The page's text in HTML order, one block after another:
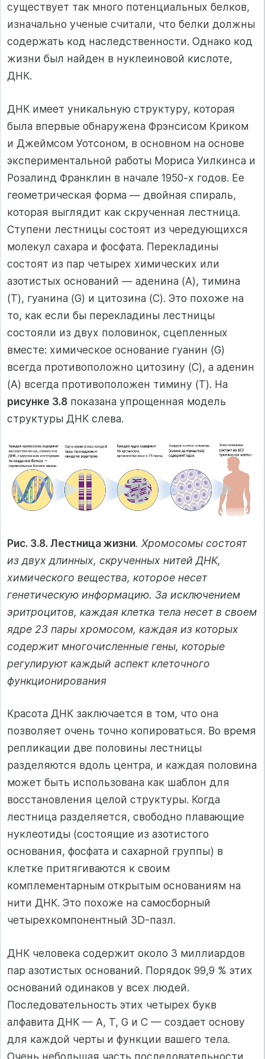
существует так много потенциальных белков,
изначально ученые считали, что белки должны
содержать код наследственности. Однако код
жизни был найден в нуклеиновой кислоте,
ДНК.
ДНК имеет уникальную структуру, которая
была впервые обнаружена Фрэнсисом Криком
и Джеймсом Уотсоном, в основном на основе
экспериментальной работы Мориса Уилкинса и
Розалинд Франклин в начале 1950-х годов. Ее
геометрическая форма — двойная спираль,
которая выглядит как скрученная лестница.
Ступени лестницы состоят из чередующихся
молекул сахара и фосфата. Перекладины
состоят из пар четырех химических или
азотистых оснований — аденина (A), тимина
(T), гуанина (G) и цитозина (C). Это похоже на
то, как если бы перекладины лестницы
состояли из двух половинок, сцепленных
вместе: химическое основание гуанин (G)
всегда противоположно цитозину (C), а аденин
(A) всегда противоположен тимину (T). На
рисунке 3.8 показана упрощенная модель
структуры ДНК слева.
Рис. 3.8. Лестница жизни. Хромосомы состоят
из двух длинных, скрученных нитей ДНК,
химического вещества, которое несет
генетическую информацию. За исключением
эритроцитов, каждая клетка тела несет в своем
ядре 23 пары хромосом, каждая из которых
содержит многочисленные гены, которые
регулируют каждый аспект клеточного
функционирования
Красота ДНК заключается в том, что она
позволяет очень точно копироваться. Во время
репликации две половины лестницы
разделяются вдоль центра, и каждая половина
может быть использована как шаблон для
восстановления целой структуры. Когда
лестница разделяется, свободно плавающие
нуклеотиды (состоящие из азотистого
основания, фосфата и сахарной группы) в
клетке притягиваются к своим
комплементарным открытым основаниям на
нити ДНК. Это похоже на самосборный
четырехкомпонентный 3D-пазл.
ДНК человека содержит около 3 миллиардов
пар азотистых оснований. Порядок 99,9 % этих
оснований одинаков у всех людей.
Последовательность этих четырех букв
алфавита ДНК — A, T, G и C — создает основу
для каждой черты и функции вашего тела.
Очень небольшая часть последовательности,